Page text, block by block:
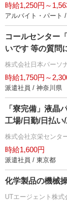
時給1,250円～
アルバイト・パート
コールセンター
いです 等の質問
株式会社日本パーソ
時給1,750円～
派遣社員 / 神奈川県
「寮完備」液晶
工場/日勤/日払い
株式会社京栄センタ
時給1,600円
派遣社員 / 東京都
化学製品の機械
UTエージェント株